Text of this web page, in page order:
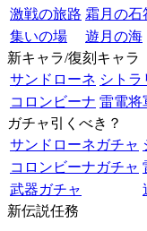
激戦の旅路 霜月の石
集いの場
遊月の海
新キャラ/復刻キャラ
サンドローネ シトラ
コロンビーナ 雷電将
ガチャ引くべき？
サンドローネガチャ
コロンビーナガチャ
武器ガチャ
新伝説任務